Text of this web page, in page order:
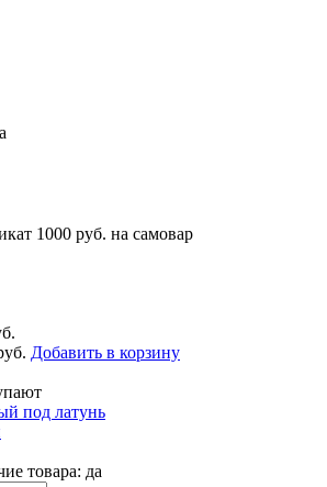
1000 руб. на самовар
Добавить в корзину
товара: да